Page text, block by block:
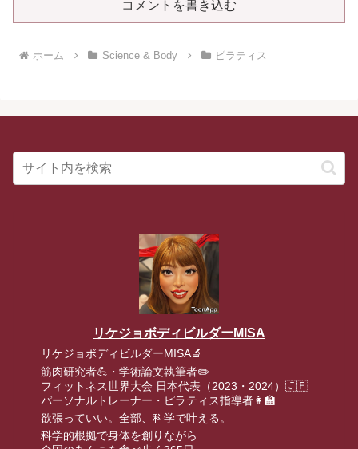
コメントを書き込む
ホーム Science & Body ピラティス
リケジョボディビルダーMISA
リケジョボディビルダーMISA🔬
筋肉研究者💪・学術論文執筆者✏️
フィットネス世界大会 日本代表（2023・2024）🇯🇵
パーソナルトレーナー・ピラティス指導者👩‍🏫
欲張っていい。全部、科学で叶える。
科学的根拠で身体を創りながら